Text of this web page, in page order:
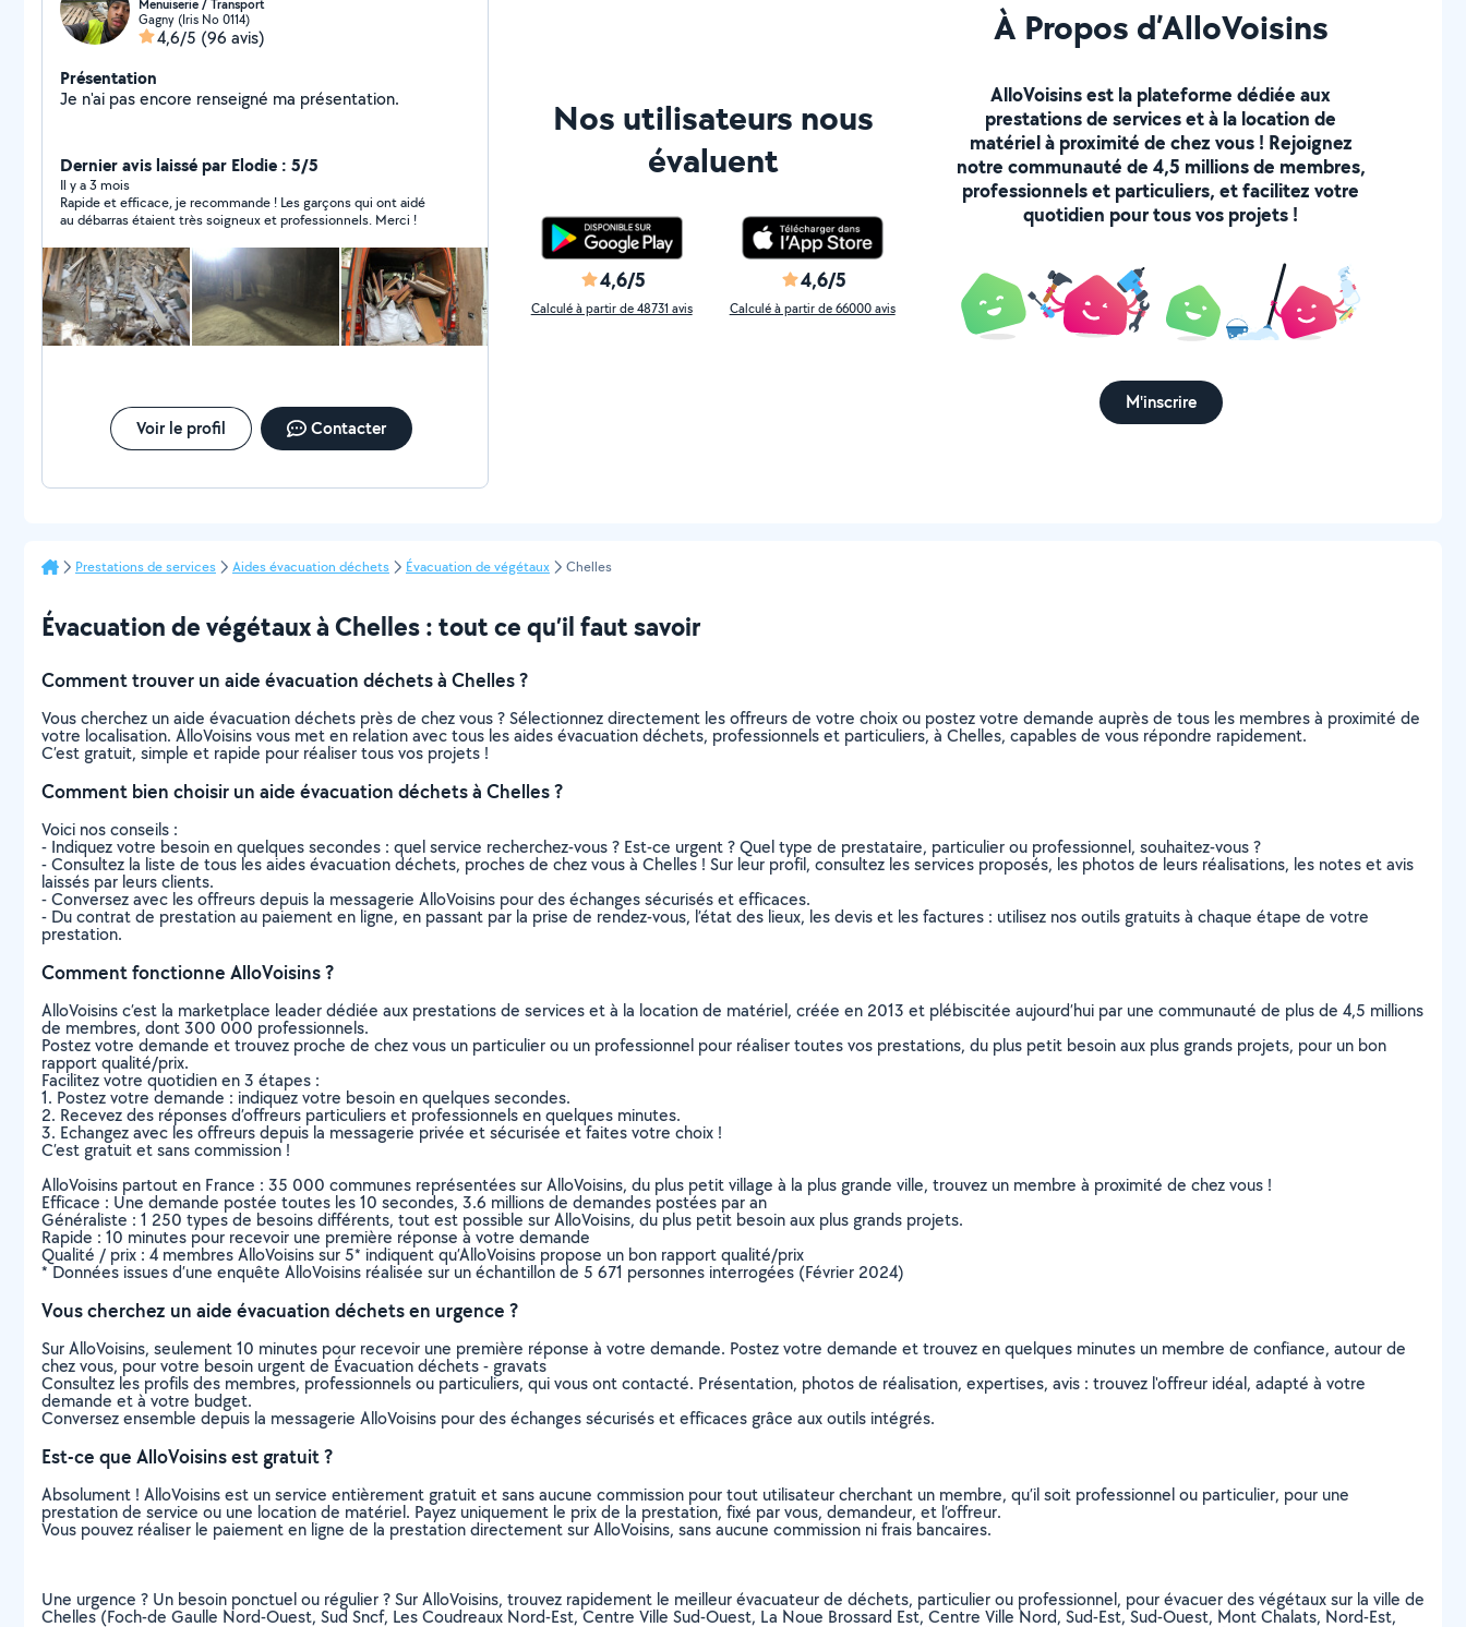
Menuiserie / Transport
Gagny (Iris No 0114)
4,6/5 (96 avis)
Présentation
Je n'ai pas encore renseigné ma présentation.
Dernier avis laissé par Elodie : 5/5
Il y a 3 mois
Rapide et efficace, je recommande ! Les garçons qui ont aidé
au débarras étaient très soigneux et professionnels. Merci !
Voir le profil Contacter
Nos utilisateurs nous
évaluent
4,6/5
Calculé à partir de 48731 avis
4,6/5
Calculé à partir de 66000 avis
À Propos d’AlloVoisins
AlloVoisins est la plateforme dédiée aux
prestations de services et à la location de
matériel à proximité de chez vous ! Rejoignez
notre communauté de 4,5 millions de membres,
professionnels et particuliers, et facilitez votre
quotidien pour tous vos projets !
M'inscrire
Prestations de services Aides évacuation déchets Évacuation de végétaux Chelles
Évacuation de végétaux à Chelles : tout ce qu’il faut savoir
Comment trouver un aide évacuation déchets à Chelles ?
Vous cherchez un aide évacuation déchets près de chez vous ? Sélectionnez directement les offreurs de votre choix ou postez votre demande auprès de tous les membres à proximité de
votre localisation. AlloVoisins vous met en relation avec tous les aides évacuation déchets, professionnels et particuliers, à Chelles, capables de vous répondre rapidement.
C’est gratuit, simple et rapide pour réaliser tous vos projets !
Comment bien choisir un aide évacuation déchets à Chelles ?
Voici nos conseils :
- Indiquez votre besoin en quelques secondes : quel service recherchez-vous ? Est-ce urgent ? Quel type de prestataire, particulier ou professionnel, souhaitez-vous ?
- Consultez la liste de tous les aides évacuation déchets, proches de chez vous à Chelles ! Sur leur profil, consultez les services proposés, les photos de leurs réalisations, les notes et avis
laissés par leurs clients.
- Conversez avec les offreurs depuis la messagerie AlloVoisins pour des échanges sécurisés et efficaces.
- Du contrat de prestation au paiement en ligne, en passant par la prise de rendez-vous, l’état des lieux, les devis et les factures : utilisez nos outils gratuits à chaque étape de votre
prestation.
Comment fonctionne AlloVoisins ?
AlloVoisins c’est la marketplace leader dédiée aux prestations de services et à la location de matériel, créée en 2013 et plébiscitée aujourd’hui par une communauté de plus de 4,5 millions
de membres, dont 300 000 professionnels.
Postez votre demande et trouvez proche de chez vous un particulier ou un professionnel pour réaliser toutes vos prestations, du plus petit besoin aux plus grands projets, pour un bon
rapport qualité/prix.
Facilitez votre quotidien en 3 étapes :
1. Postez votre demande : indiquez votre besoin en quelques secondes.
2. Recevez des réponses d’offreurs particuliers et professionnels en quelques minutes.
3. Echangez avec les offreurs depuis la messagerie privée et sécurisée et faites votre choix !
C’est gratuit et sans commission !
AlloVoisins partout en France : 35 000 communes représentées sur AlloVoisins, du plus petit village à la plus grande ville, trouvez un membre à proximité de chez vous !
Efficace : Une demande postée toutes les 10 secondes, 3.6 millions de demandes postées par an
Généraliste : 1 250 types de besoins différents, tout est possible sur AlloVoisins, du plus petit besoin aux plus grands projets.
Rapide : 10 minutes pour recevoir une première réponse à votre demande
Qualité / prix : 4 membres AlloVoisins sur 5* indiquent qu’AlloVoisins propose un bon rapport qualité/prix
* Données issues d’une enquête AlloVoisins réalisée sur un échantillon de 5 671 personnes interrogées (Février 2024)
Vous cherchez un aide évacuation déchets en urgence ?
Sur AlloVoisins, seulement 10 minutes pour recevoir une première réponse à votre demande. Postez votre demande et trouvez en quelques minutes un membre de confiance, autour de
chez vous, pour votre besoin urgent de Évacuation déchets - gravats
Consultez les profils des membres, professionnels ou particuliers, qui vous ont contacté. Présentation, photos de réalisation, expertises, avis : trouvez l'offreur idéal, adapté à votre
demande et à votre budget.
Conversez ensemble depuis la messagerie AlloVoisins pour des échanges sécurisés et efficaces grâce aux outils intégrés.
Est-ce que AlloVoisins est gratuit ?
Absolument ! AlloVoisins est un service entièrement gratuit et sans aucune commission pour tout utilisateur cherchant un membre, qu’il soit professionnel ou particulier, pour une
prestation de service ou une location de matériel. Payez uniquement le prix de la prestation, fixé par vous, demandeur, et l’offreur.
Vous pouvez réaliser le paiement en ligne de la prestation directement sur AlloVoisins, sans aucune commission ni frais bancaires.
Une urgence ? Un besoin ponctuel ou régulier ? Sur AlloVoisins, trouvez rapidement le meilleur évacuateur de déchets, particulier ou professionnel, pour évacuer des végétaux sur la ville de
Chelles (Foch-de Gaulle Nord-Ouest, Sud Sncf, Les Coudreaux Nord-Est, Centre Ville Sud-Ouest, La Noue Brossard Est, Centre Ville Nord, Sud-Est, Sud-Ouest, Mont Chalats, Nord-Est,